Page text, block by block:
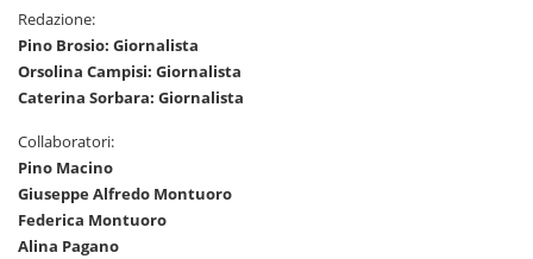
Redazione:
Pino Brosio: Giornalista
Orsolina Campisi: Giornalista
Caterina Sorbara: Giornalista
Collaboratori:
Pino Macino
Giuseppe Alfredo Montuoro
Federica Montuoro
Alina Pagano